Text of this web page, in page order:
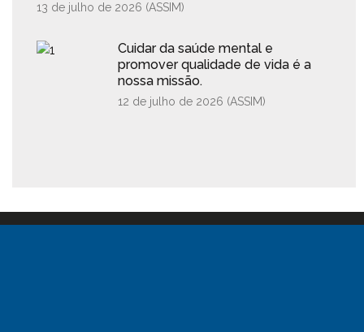
13 de julho de 2026 (ASSIM)
Cuidar da saúde mental e
promover qualidade de vida é a
nossa missão.
12 de julho de 2026 (ASSIM)